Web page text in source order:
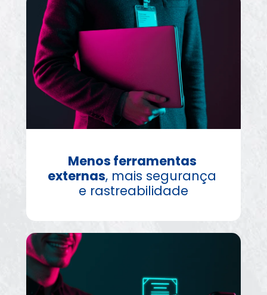
Menos ferramentas
externas, mais segurança
e rastreabilidade